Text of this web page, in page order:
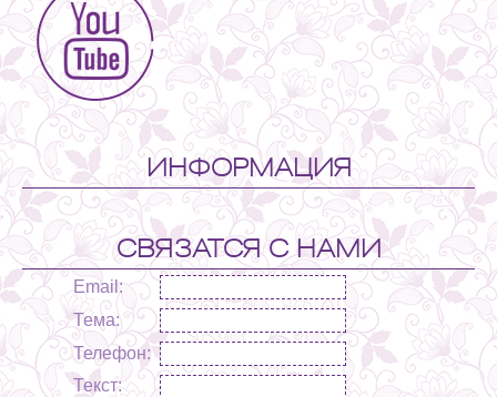
ИНФОРМАЦИЯ
СВЯЗАТСЯ С НАМИ
Email:
Тема:
Телефон:
Текст: